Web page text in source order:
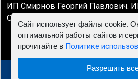
ИП Смирнов Георгий Павлович.
ОГРНИП 324470400032610
© 2010 - 2026 Чип тюнинг
Сайт использует файлы cookie.
оптимальной работы сайтов и
прочитайте в Политике
Разрешить